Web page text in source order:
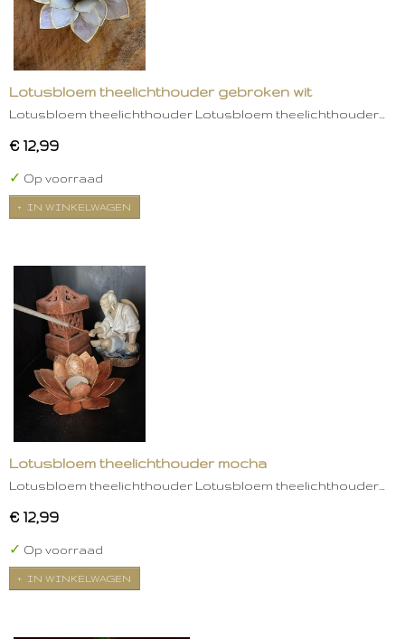
Lotusbloem theelichthouder gebroken wit
Lotusbloem theelichthouder Lotusbloem theelichthouder…
€ 12,99
✓ Op voorraad
IN WINKELWAGEN
Lotusbloem theelichthouder mocha
Lotusbloem theelichthouder Lotusbloem theelichthouder…
€ 12,99
✓ Op voorraad
IN WINKELWAGEN